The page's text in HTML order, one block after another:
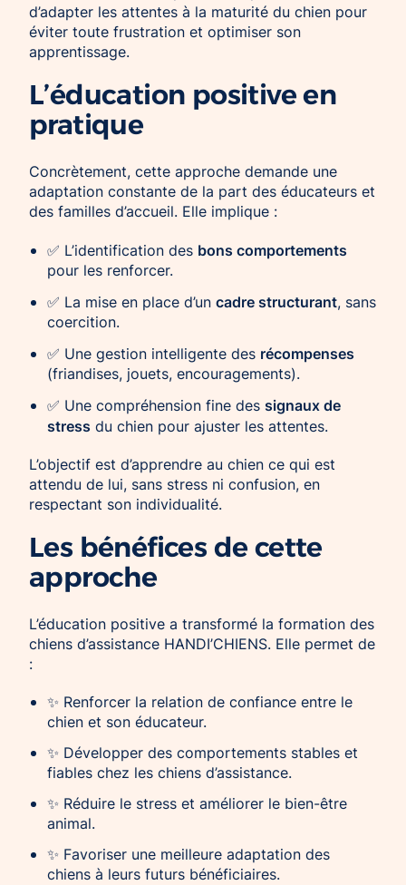
d’adapter les attentes à la maturité du chien pour
éviter toute frustration et optimiser son
apprentissage.
L’éducation positive en
pratique
Concrètement, cette approche demande une
adaptation constante de la part des éducateurs et
des familles d’accueil. Elle implique :
✅ L’identification des bons comportements
pour les renforcer.
✅ La mise en place d’un cadre structurant, sans
coercition.
✅ Une gestion intelligente des récompenses
(friandises, jouets, encouragements).
✅ Une compréhension fine des signaux de
stress du chien pour ajuster les attentes.
L’objectif est d’apprendre au chien ce qui est
attendu de lui, sans stress ni confusion, en
respectant son individualité.
Les bénéfices de cette
approche
L’éducation positive a transformé la formation des
chiens d’assistance HANDI’CHIENS. Elle permet de
:
✨ Renforcer la relation de confiance entre le
chien et son éducateur.
✨ Développer des comportements stables et
fiables chez les chiens d’assistance.
✨ Réduire le stress et améliorer le bien-être
animal.
✨ Favoriser une meilleure adaptation des
chiens à leurs futurs bénéficiaires.